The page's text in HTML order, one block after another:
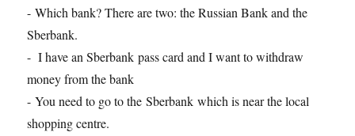
- Which bank? There are two: the Russian Bank and the
Sberbank.
- I have an Sberbank pass card and I want to withdraw
money from the bank
- You need to go to the Sberbank which is near the local
shopping centre.